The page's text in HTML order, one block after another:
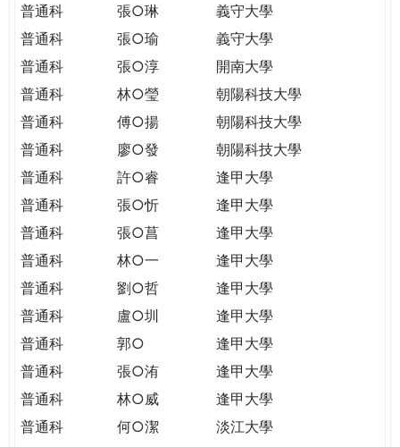
普通科
張○琳
義守大學
普通科
張○瑜
義守大學
普通科
張○淳
開南大學
普通科
林○瑩
朝陽科技大學
普通科
傅○揚
朝陽科技大學
普通科
廖○發
朝陽科技大學
普通科
許○睿
逢甲大學
普通科
張○忻
逢甲大學
普通科
張○菖
逢甲大學
普通科
林○一
逢甲大學
普通科
劉○哲
逢甲大學
普通科
盧○圳
逢甲大學
普通科
郭○
逢甲大學
普通科
張○洧
逢甲大學
普通科
林○威
逢甲大學
普通科
何○潔
淡江大學